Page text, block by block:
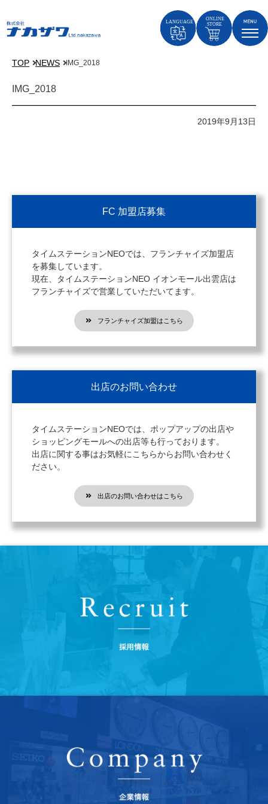
TOP NEWS IMG_2018
IMG_2018
2019年9月13日
FC 加盟店募集
タイムステーションNEOでは、フランチャイズ加盟店
を募集しています。
現在、タイムステーションNEO イオンモール出雲店は
フランチャイズで営業していただいてます。
フランチャイズ加盟はこちら
出店のお問い合わせ
タイムステーションNEOでは、ポップアップの出店や
ショッピングモールへの出店等も行っております。
出店に関する事はお気軽にこちらからお問い合わせく
ださい。
出店のお問い合わせはこちら